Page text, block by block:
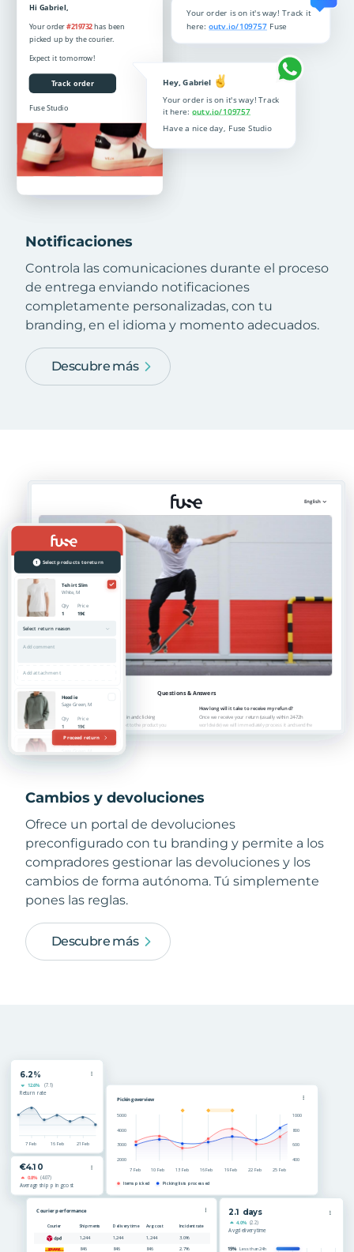
Notificaciones
Controla las comunicaciones durante el proceso
de entrega enviando notificaciones
completamente personalizadas, con tu
branding, en el idioma y momento adecuados.
Descubre más
Cambios y devoluciones
Ofrece un portal de devoluciones
preconfigurado con tu branding y permite a los
compradores gestionar las devoluciones y los
cambios de forma autónoma. Tú simplemente
pones las reglas.
Descubre más